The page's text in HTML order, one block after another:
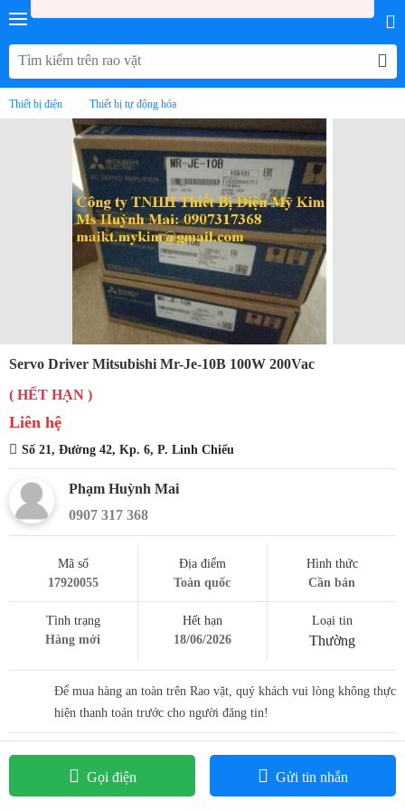
Thiết bị điện Thiết bị tự động hóa
Servo Driver Mitsubishi Mr-Je-10B 100W 200Vac
( HẾT HẠN )
Liên hệ
Số 21, Đường 42, Kp. 6, P. Linh Chiểu
Phạm Huỳnh Mai
0907 317 368
Mã số
17920055
Địa điểm
Toàn quốc
Hình thức
Cần bán
Tình trạng
Hàng mới
Hết hạn
18/06/2026
Loại tin
Thường
Để mua hàng an toàn trên Rao vặt, quý khách vui lòng không thực
hiện thanh toán trước cho người đăng tin!
Servo Driver Mitsubishi MR-JE-10B 100W 200VAC
Servo Mitsubishi MR-JE-10B
thuộc dòng Servo cao cấp sử dụng
Gọi điện Gửi tin nhắn